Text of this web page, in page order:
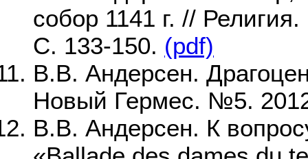
собор 1141 г. //
С. 133-150. (pdf)
В.В. Андерсен.
Новый Гермес. №5.
В.В. Андерсен. К